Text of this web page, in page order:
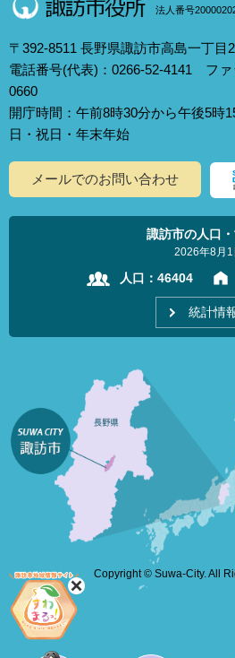
法人番号
〒392-8511 長野県諏訪市高島一丁目
電話番号(代表)：0266-52-4141 ファ
0660
開庁時間：午前8時30分から午後5時
日・祝日・年末年始
メールでのお問い合わせ
諏訪市の人口
2026年8月1
人口： 46404
統計情
Copyright © Suwa-City. All